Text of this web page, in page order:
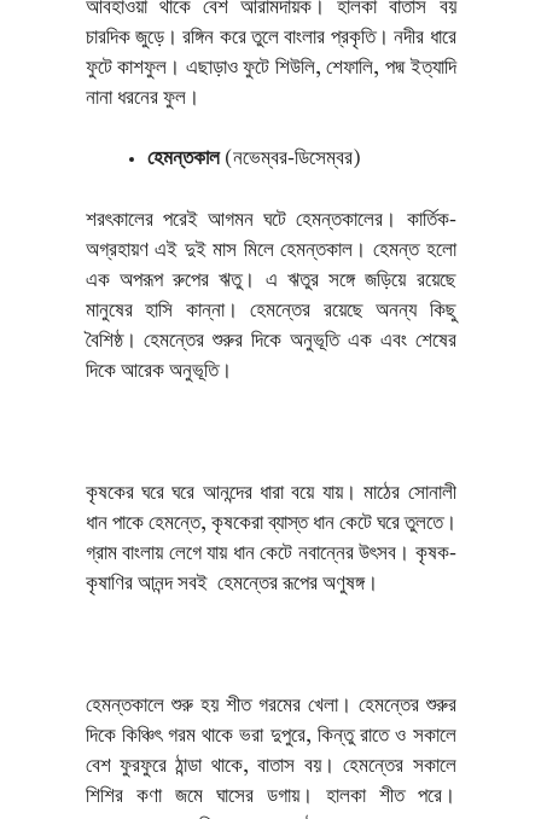
আবহাওয়া থাকে বেশ আরামদায়ক। হালকা বাতাস বয়
চারদিক জুড়ে। রঙ্গিন করে তুলে বাংলার প্রকৃতি। নদীর ধারে
ফুটে কাশফুল। এছাড়াও ফুটে শিউলি, শেফালি, পদ্ম ইত্যাদি
নানা ধরনের ফুল।
হেমন্তকাল(নভেম্বর-ডিসেম্বর)
শরৎকালের পরেই আগমন ঘটে হেমন্তকালের। কার্তিক-
অগ্রহায়ণ এই দুই মাস মিলে হেমন্তকাল। হেমন্ত হলো
এক অপরূপ রুপের ঋতু। এ ঋতুর সঙ্গে জড়িয়ে রয়েছে
মানুষের হাসি কান্না। হেমন্তের রয়েছে অনন্য কিছু
বৈশিষ্ঠ। হেমন্তের শুরুর দিকে অনুভূতি এক এবং শেষের
দিকে আরেক অনুভূতি।
কৃষকের ঘরে ঘরে আনন্দের ধারা বয়ে যায়। মাঠের সোনালী
ধান পাকে হেমন্তে, কৃষকেরা ব্যাস্ত ধান কেটে ঘরে তুলতে।
গ্রাম বাংলায় লেগে যায় ধান কেটে নবান্নের উৎসব। কৃষক-
কৃষাণির আনন্দ সবই হেমন্তের রূপের অণুষঙ্গ।
হেমন্তকালে শুরু হয় শীত গরমের খেলা। হেমন্তের শুরুর
দিকে কিঞ্চিৎ গরম থাকে ভরা দুপুরে, কিন্তু রাতে ও সকালে
বেশ ফুরফুরে ঠান্ডা থাকে, বাতাস বয়। হেমন্তের সকালে
শিশির কণা জমে ঘাসের ডগায়। হালকা শীত পরে।